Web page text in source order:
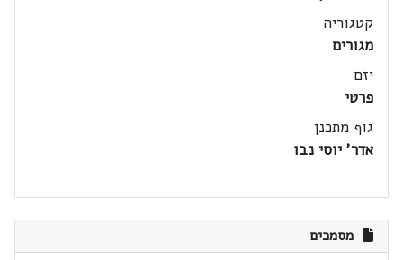
קטגוריה
מגורים
יזם
פרטי
גוף מתכנן
אדר' יוסי נבו
מסמכים